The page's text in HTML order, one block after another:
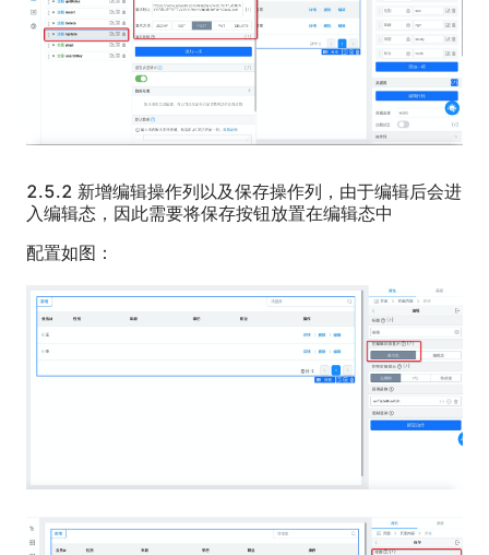
2.5.2 新增编辑操作列以及保存操作列，由于编辑后会进
入编辑态，因此需要将保存按钮放置在编辑态中
配置如图：